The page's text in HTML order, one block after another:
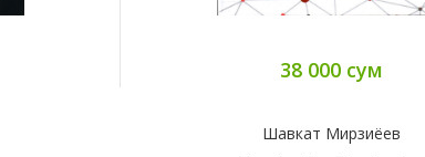
38 000 сум
Шавкат Мирзиёев